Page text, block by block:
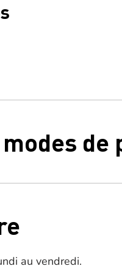
de
au vendredi.